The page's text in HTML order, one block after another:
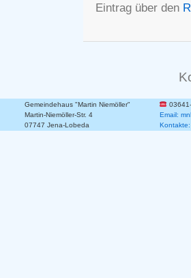
Eintrag über den
Gemeindehaus "Martin Niemöller"
Martin-Niemöller-Str. 4
Email:
07747 Jena-Lobeda